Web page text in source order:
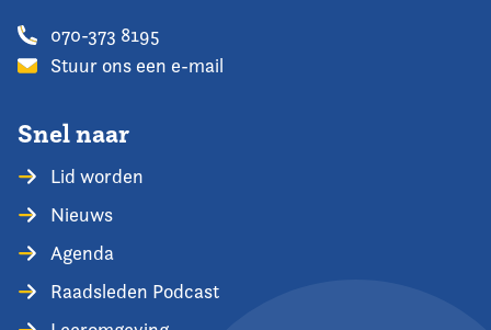
070-373 8195
Stuur ons een e-mail
Snel naar
Lid worden
Nieuws
Agenda
Raadsleden Podcast